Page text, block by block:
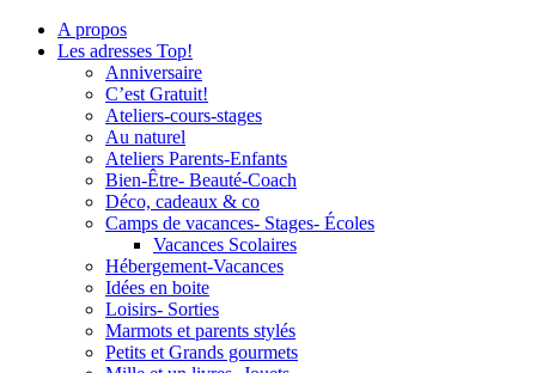
A propos
Les adresses Top!
Anniversaire
C’est Gratuit!
Ateliers-cours-stages
Au naturel
Ateliers Parents-Enfants
Bien-Être- Beauté-Coach
Déco, cadeaux & co
Camps de vacances- Stages- Écoles
Vacances Scolaires
Hébergement-Vacances
Idées en boite
Loisirs- Sorties
Marmots et parents stylés
Petits et Grands gourmets